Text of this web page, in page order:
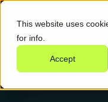
This website uses
for info.
Accept